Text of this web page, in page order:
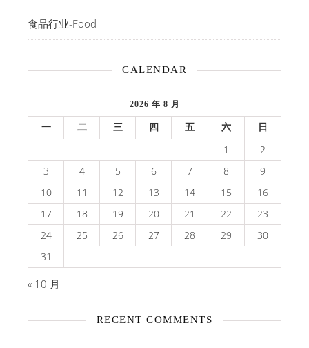
食品行业-Food
CALENDAR
2026 年 8 月
一 二 三 四 五 六 日
1
2
3
4 5 6 7 8
9
10
11 12 13 14 15
16
17
18 19 20 21 22
23
24
25 26 27 28 29
30
31
« 10 月
RECENT COMMENTS